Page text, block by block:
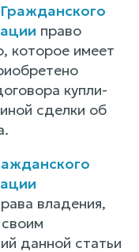
Гражданского
право
которое имеет
купли-
сделки об
владения,
данной статьи